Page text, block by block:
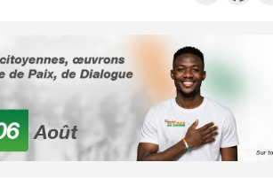
POLITIQUE
Côte d'Ivoire : Fête nationale,
Alassane Ouattara accorde
la grâce à 4 661...
des